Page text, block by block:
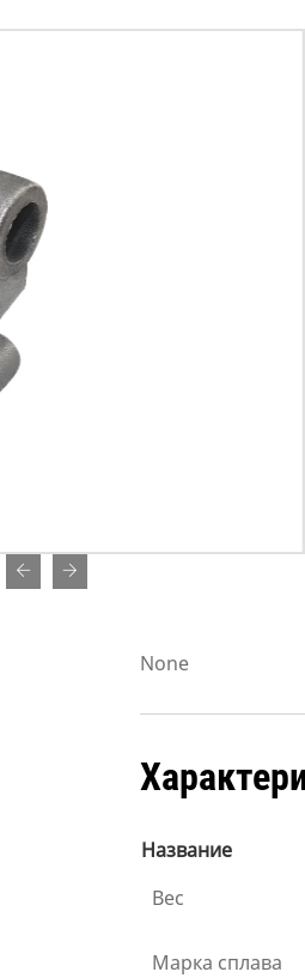
None
Название
Вес
Марка сплава